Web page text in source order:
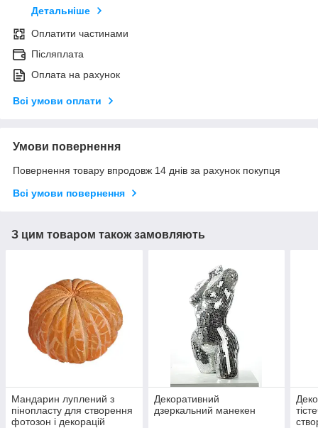
Детальніше
Оплатити частинами
Післяплата
Оплата на рахунок
Всі умови оплати
Умови повернення
Повернення товару впродовж 14 днів за рахунок покупця
Всі умови повернення
З цим товаром також замовляють
Мандарин луплений з
пінопласту для створення
фотозон і декорацій
Декоративний
дзеркальний манекен